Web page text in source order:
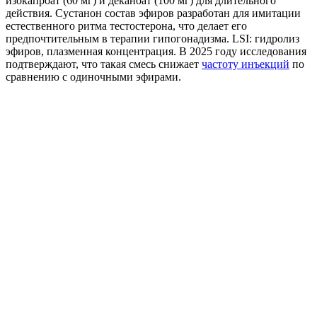
действия. Сустанон состав эфиров разработан для имитации
естественного ритма тестостерона, что делает его
предпочтительным в терапии гипогонадизма. LSI: гидролиз
эфиров, плазменная концентрация. В 2025 году исследования
подтверждают, что такая смесь снижает частоту инъекций по
сравнению с одиночными эфирами.